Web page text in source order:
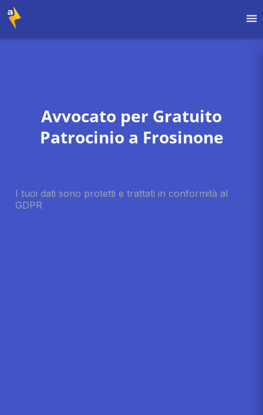
Avvocato per Gratuito
Patrocinio a Frosinone